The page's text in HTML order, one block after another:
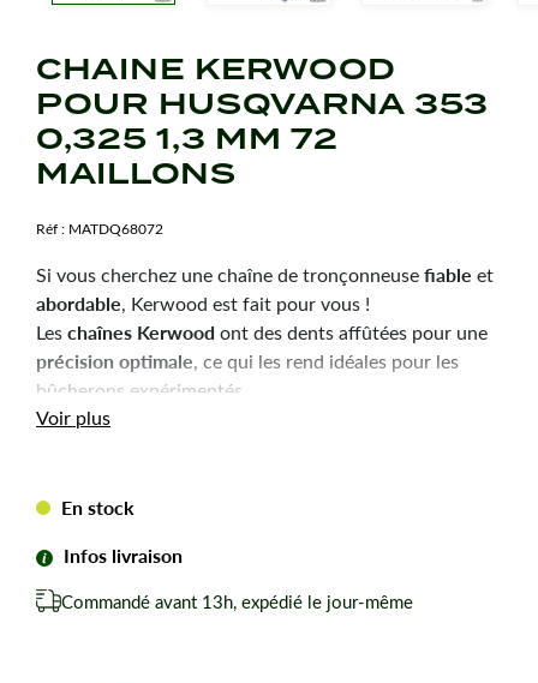
CHAINE KERWOOD
POUR HUSQVARNA 353
0,325 1,3 MM 72
MAILLONS
Réf : MATDQ68072
Si vous cherchez une chaîne de tronçonneusefiable et
abordable, Kerwood est fait pour vous !
Leschaînes Kerwoodont des dents affûtées pour une
précision optimale, ce qui les rend idéales pour les
bûcherons expérimentés.
Durabilité
Chaîne tronçonneuse Kerwood pour amateurs avertis
du bûcheronnage.
Pour HUSQVARNA 353.
Voir plus
En stock
Infos livraison
Commandé avant 13h, expédié le jour-même